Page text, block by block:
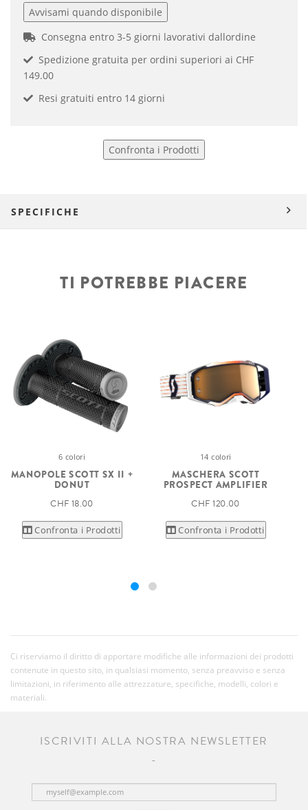
Avvisami quando disponibile
Consegna entro 3-5 giorni lavorativi dallordine
Spedizione gratuita per ordini superiori ai CHF
149.00
Resi gratuiti entro 14 giorni
Confronta i Prodotti
SPECIFICHE
TI POTREBBE PIACERE
6 colori
MANOPOLE SCOTT SX II +
DONUT
CHF 18.00
Confronta i Prodotti
14 colori
MASCHERA SCOTT
PROSPECT AMPLIFIER
CHF 120.00
Confronta i Prodotti
Ci riserviamo il diritto di apportare modifiche alle informazioni dei prodotti
contenute in questo sito, in qualsiasi momento, senza preavviso e senza
limitazioni, in riferimento alle attrezzature, specifiche, modelli, colori e
materiali.
ISCRIVITI ALLA NOSTRA NEWSLETTER